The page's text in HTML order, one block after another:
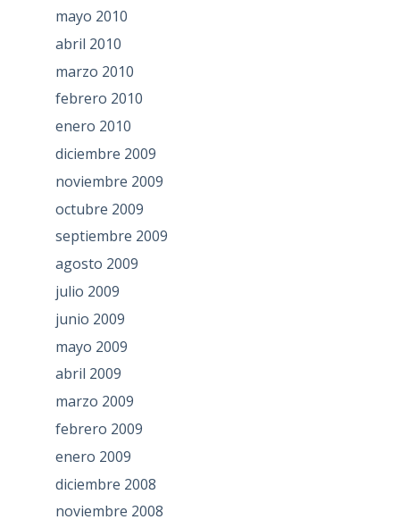
mayo 2010
abril 2010
marzo 2010
febrero 2010
enero 2010
diciembre 2009
noviembre 2009
octubre 2009
septiembre 2009
agosto 2009
julio 2009
junio 2009
mayo 2009
abril 2009
marzo 2009
febrero 2009
enero 2009
diciembre 2008
noviembre 2008